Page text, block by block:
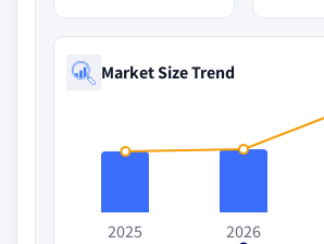
Market Size Trend
2025
2026